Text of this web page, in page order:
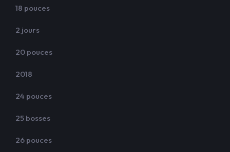
18 pouces
2 jours
20 pouces
2018
24 pouces
25 bosses
26 pouces